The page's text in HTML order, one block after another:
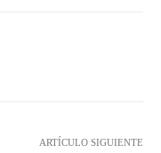
ARTÍCULO SIGUIENTE